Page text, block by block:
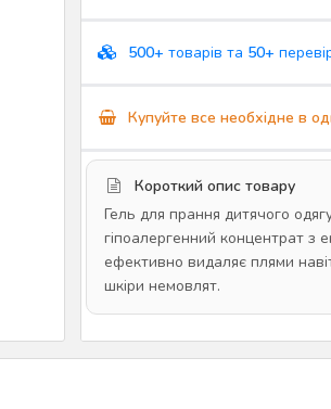
500+ товарів та 50+
Купуйте все необхідне в
Короткий опис товару
Гель для прання дитячого
гіпоалергенний концентрат з
ефективно видаляє плями
шкіри немовлят.